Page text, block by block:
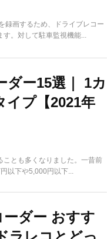
録画するため、ドライブレコー
す。対して駐車監視機能...
ダー15選｜ 1カ
イプ【2021年
ことも多くなりました。一昔前
以下や5,000円以下...
ダー おすす